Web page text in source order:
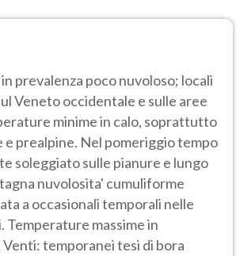
prevalenza poco nuvoloso; locali
Veneto occidentale e sulle aree
minime in calo, soprattutto
e prealpine. Nel pomeriggio tempo
soleggiato sulle pianure e lungo
nuvolosita' cumuliforme
a occasionali temporali nelle
Temperature massime in
temporanei tesi di bora